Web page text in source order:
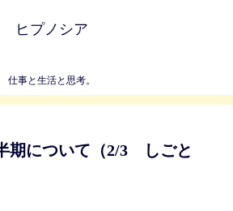
ヒプノシア
仕事と生活と思考。
期について（2/3 しごと